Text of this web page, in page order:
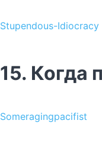
Stupendous-Idiocracy
15. Когда
Someragingpacifist